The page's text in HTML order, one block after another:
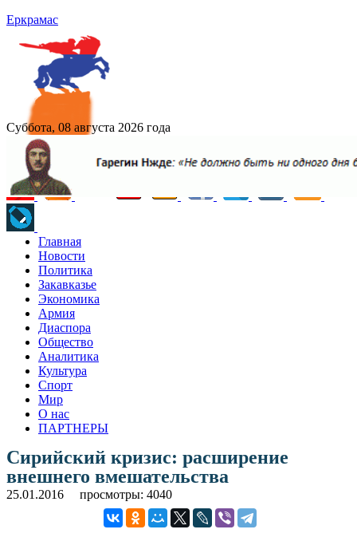
Еркрамас
Суббота, 08 августа 2026 года
Главная
Новости
Политика
Закавказье
Экономика
Армия
Диаспора
Общество
Аналитика
Культура
Спорт
Мир
О нас
ПАРТНЕРЫ
Сирийский кризис: расширение
внешнего вмешательства
25.01.2016 просмотры: 4040